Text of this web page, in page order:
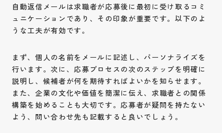
自動返信メールは求職者が応募後に最初に受け取るコミ
ュニケーションであり、その印象が重要です。以下のよ
うな工夫が有効です。
まず、個人の名前をメールに記述し、パーソナライズを
行います。次に、応募プロセスの次のステップを明確に
説明し、候補者が何を期待すればよいかを知らせます。
また、企業の文化や価値を簡潔に伝え、求職者との関係
構築を始めることも大切です。応募者が疑問を持たない
よう、問い合わせ先も記載すると良いでしょう。